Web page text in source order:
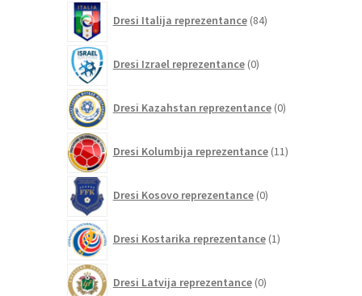
Dresi Italija reprezentance 84izdelkov
Dresi Izrael reprezentance 0izdelkov
Dresi Kazahstan reprezentance 0izdelkov
Dresi Kolumbija reprezentance 11izdelkov
Dresi Kosovo reprezentance 0izdelkov
Dresi Kostarika reprezentance 1izdelek
Dresi Latvija reprezentance 0izdelkov